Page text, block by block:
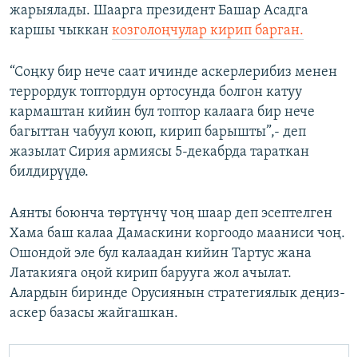
жарыялады. Шаарга президент Башар Асадга
каршы чыккан козголоңчулар кирип барган.
“Соңку бир нече саат ичинде аскерлерибиз менен
террордук топтордун ортосунда болгон катуу
кармаштан кийин бул топтор калаага бир нече
багыттан чабуул коюп, кирип барышты”,- деп
жазылат Сирия армиясы 5-декабрда тараткан
билдирүүдө.
Аянты боюнча төртүнчү чоң шаар деп эсептелген
Хама баш калаа Дамаскини коргоодо мааниси чоң.
Ошондой эле бул калаадан кийин Тартус жана
Латакияга оңой кирип барууга жол ачылат.
Алардын биринде Орусиянын стратегиялык деңиз-
аскер базасы жайгашкан.